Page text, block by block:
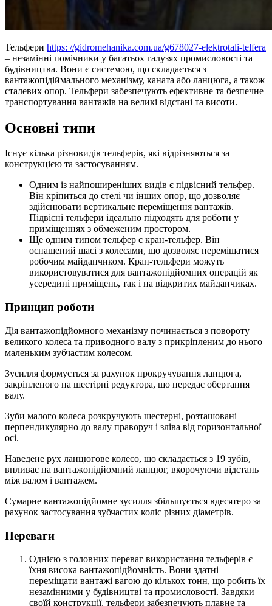
Тельфери https: //gidromehanika.com.ua/g678027-elektrotali-telfera
– незамінні помічники у багатьох галузях промисловості та
будівництва. Вони є системою, що складається з
вантажопідіймального механізму, каната або ланцюга, а також
сталевих опор. Тельфери забезпечують ефективне та безпечне
транспортування вантажів на великі відстані та висоти.
Основні типи
Існує кілька різновидів тельферів, які відрізняються за
конструкцією та застосуванням.
Одним із найпоширеніших видів є підвісний тельфер.
Він кріпиться до стелі чи інших опор, що дозволяє
здійснювати вертикальне переміщення вантажів.
Підвісні тельфери ідеально підходять для роботи у
приміщеннях з обмеженим простором.
Ще одним типом тельфер є кран-тельфер. Він
оснащений шасі з колесами, що дозволяє переміщатися
робочим майданчиком. Кран-тельфери можуть
використовуватися для вантажопідйомних операцій як
усередині приміщень, так і на відкритих майданчиках.
Принцип роботи
Дія вантажопідйомного механізму починається з повороту
великого колеса та приводного валу з прикріпленим до нього
маленьким зубчастим колесом.
Зусилля формується за рахунок прокручування ланцюга,
закріпленого на шестірні редуктора, що передає обертання
валу.
Зуби малого колеса розкручують шестерні, розташовані
перпендикулярно до валу праворуч і зліва від горизонтальної
осі.
Наведене рух ланцюгове колесо, що складається з 19 зубів,
впливає на вантажопідйомний ланцюг, вкорочуючи відстань
між валом і вантажем.
Сумарне вантажопідйомне зусилля збільшується вдесятеро за
рахунок застосування зубчастих коліс різних діаметрів.
Переваги
Однією з головних переваг використання тельферів є
їхня висока вантажопідйомність. Вони здатні
переміщати вантажі вагою до кількох тонн, що робить їх
незамінними у будівництві та промисловості. Завдяки
своїй конструкції, тельфери забезпечують плавне та